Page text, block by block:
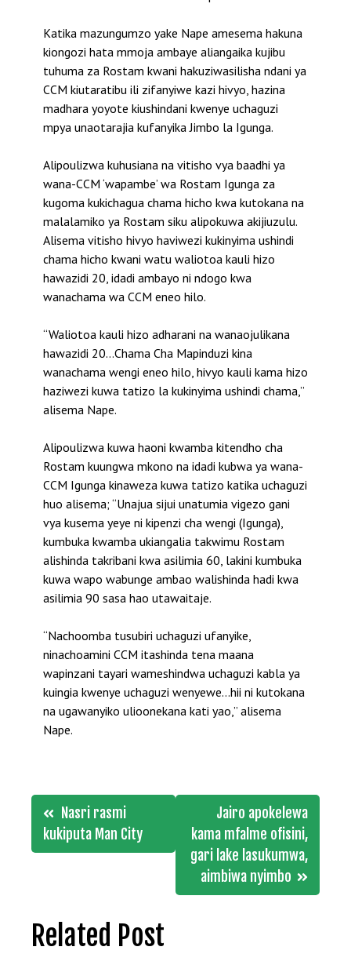
Katika mazungumzo yake Nape amesema hakuna
kiongozi hata mmoja ambaye aliangaika kujibu
tuhuma za Rostam kwani hakuziwasilisha ndani ya
CCM kiutaratibu ili zifanyiwe kazi hivyo, hazina
madhara yoyote kiushindani kwenye uchaguzi
mpya unaotarajia kufanyika Jimbo la Igunga.
Alipoulizwa kuhusiana na vitisho vya baadhi ya
wana-CCM ‘wapambe’ wa Rostam Igunga za
kugoma kukichagua chama hicho kwa kutokana na
malalamiko ya Rostam siku alipokuwa akijiuzulu.
Alisema vitisho hivyo haviwezi kukinyima ushindi
chama hicho kwani watu waliotoa kauli hizo
hawazidi 20, idadi ambayo ni ndogo kwa
wanachama wa CCM eneo hilo.
“Waliotoa kauli hizo adharani na wanaojulikana
hawazidi 20…Chama Cha Mapinduzi kina
wanachama wengi eneo hilo, hivyo kauli kama hizo
haziwezi kuwa tatizo la kukinyima ushindi chama,”
alisema Nape.
Alipoulizwa kuwa haoni kwamba kitendho cha
Rostam kuungwa mkono na idadi kubwa ya wana-
CCM Igunga kinaweza kuwa tatizo katika uchaguzi
huo alisema; “Unajua sijui unatumia vigezo gani
vya kusema yeye ni kipenzi cha wengi (Igunga),
kumbuka kwamba ukiangalia takwimu Rostam
alishinda takribani kwa asilimia 60, lakini kumbuka
kuwa wapo wabunge ambao walishinda hadi kwa
asilimia 90 sasa hao utawaitaje.
“Nachoomba tusubiri uchaguzi ufanyike,
ninachoamini CCM itashinda tena maana
wapinzani tayari wameshindwa uchaguzi kabla ya
kuingia kwenye uchaguzi wenyewe…hii ni kutokana
na ugawanyiko ulioonekana kati yao,” alisema
Nape.
Post
navigation
Nasri rasmi
kukiputa Man City
Jairo apokelewa
kama mfalme ofisini,
gari lake lasukumwa,
aimbiwa nyimbo
Related Post